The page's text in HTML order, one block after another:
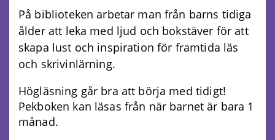
På biblioteken arbetar man från barns tidiga
ålder att leka med ljud och bokstäver för att
skapa lust och inspiration för framtida läs
och skrivinlärning.
Högläsning går bra att börja med tidigt!
Pekboken kan läsas från när barnet är bara 1
månad.